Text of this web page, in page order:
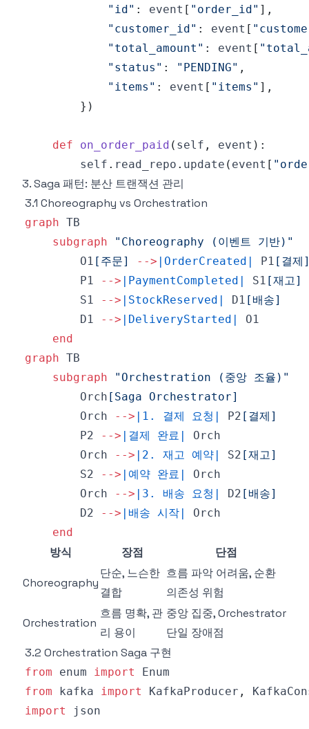
"id" : event [ "order_id" ] ,
"customer_id" : event [
"total_amount" : event [
"status" : "PENDING" ,
"items" : event [ "items" ] ,
} )
def on_order_paid ( self , event ) :
        self
. read_repo . update ( event [
3. Saga 패턴: 분산 트랜잭션 관리
3.1 Choreography vs Orchestration
graph
subgraph
"Choreography (이벤트 기반)"
        O1
[주문] --> |OrderCreated| P1 [결제
        P1
--> |PaymentCompleted| S1 [재고]
        S1
--> |StockReserved| D1 [배송]
        D1
--> |DeliveryStarted|
end
graph
subgraph
"Orchestration (중앙 조율)"
        Orch
[Saga Orchestrator]
        Orch
--> |1. 결제 요청| P2 [결제]
        P2
--> |결제 완료|
        Orch
--> |2. 재고 예약| S2 [재고]
        S2
--> |예약 완료|
        Orch
--> |3. 배송 요청| D2 [배송]
        D2
--> |배송 시작|
end
방식 장점 단점
Choreography
단순, 느슨한
결합
흐름 파악 어려움, 순환
의존성 위험
Orchestration
흐름 명확, 관
리 용이
중앙 집중, Orchestrator
단일 장애점
3.2 Orchestration Saga 구현
from enum import
from kafka import KafkaProducer ,
import